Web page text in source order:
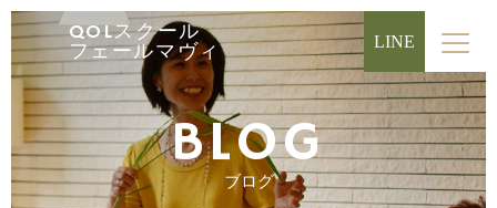
QOLスクール
フェールマヴィ
LINE
BLOG
ブログ